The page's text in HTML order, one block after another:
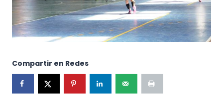
Compartir en Redes